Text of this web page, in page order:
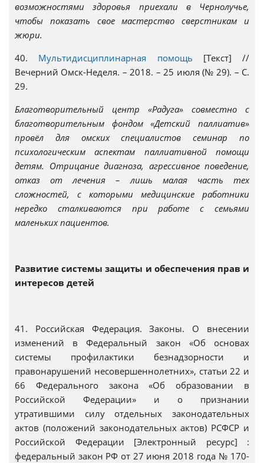
возможностями здоровья приехали в Чернолучье,
чтобы показать свое мастерство сверстникам и
жюри.
40. Мультидисциплинарная помощь [Текст] //
Вечерний Омск-Неделя. – 2018. – 25 июля (№ 29). – С.
29.
Благотворительный центр «Радуга» совместно с
благотворительным фондом «Детский паллиатив»
провёл для омских специалистов семинар по
психологическим аспектам паллиативной помощи
детям. Отрицание диагноза, агрессивное поведение,
отказ от лечения – лишь малая часть тех
сложностей, с которыми медицинские работники
нередко сталкиваются при работе с семьями
маленьких пациентов.
Развитие системы защиты и обеспечения прав и
интересов детей
41. Российская Федерация. Законы. О внесении
изменений в Федеральный закон «Об основах
системы профилактики безнадзорности и
правонарушений несовершеннолетних», статьи 22 и
66 Федерального закона «Об образовании в
Российской Федерации» и о признании
утратившими силу отдельных законодательных
актов (положений законодательных актов) РСФСР и
Российской Федерации [Электронный ресурс] :
федеральный закон РФ от 27 июня 2018 года № 170-